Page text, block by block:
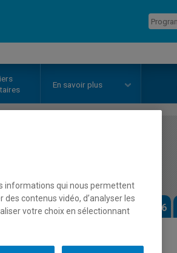
En savoir plus
2026 Horaire - Automne 2026
informations qui nous permettent
contenus vidéo, d’analyser les
votre choix en sélectionnant